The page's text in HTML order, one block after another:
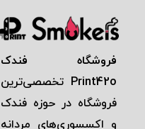
فروشگاه فندک
Print42o تخصصی‌ترين
فروشگاه در حوزه فندک
و اكسسوری‌های مردانه